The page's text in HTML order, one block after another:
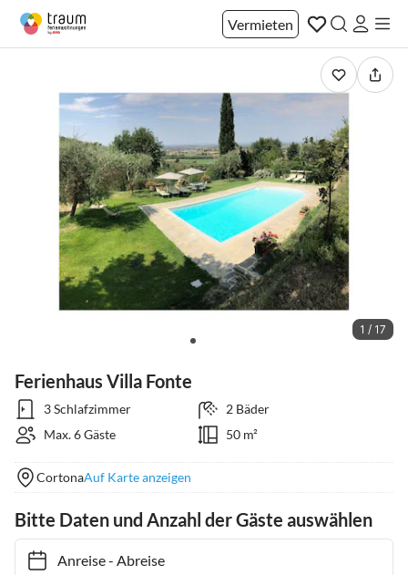
Vermieten
1 / 17
Ferienhaus Villa Fonte
3 Schlafzimmer
2 Bäder
Max. 6 Gäste
50 m²
CortonaAuf Karte anzeigen
Bitte Daten und Anzahl der Gäste auswählen
Anreise- Abreise